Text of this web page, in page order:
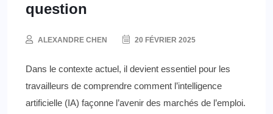
question
ALEXANDRE CHEN 20 FÉVRIER 2025
Dans le contexte actuel, il devient essentiel pour les
travailleurs de comprendre comment l’intelligence
artificielle (IA) façonne l’avenir des marchés de l’emploi.